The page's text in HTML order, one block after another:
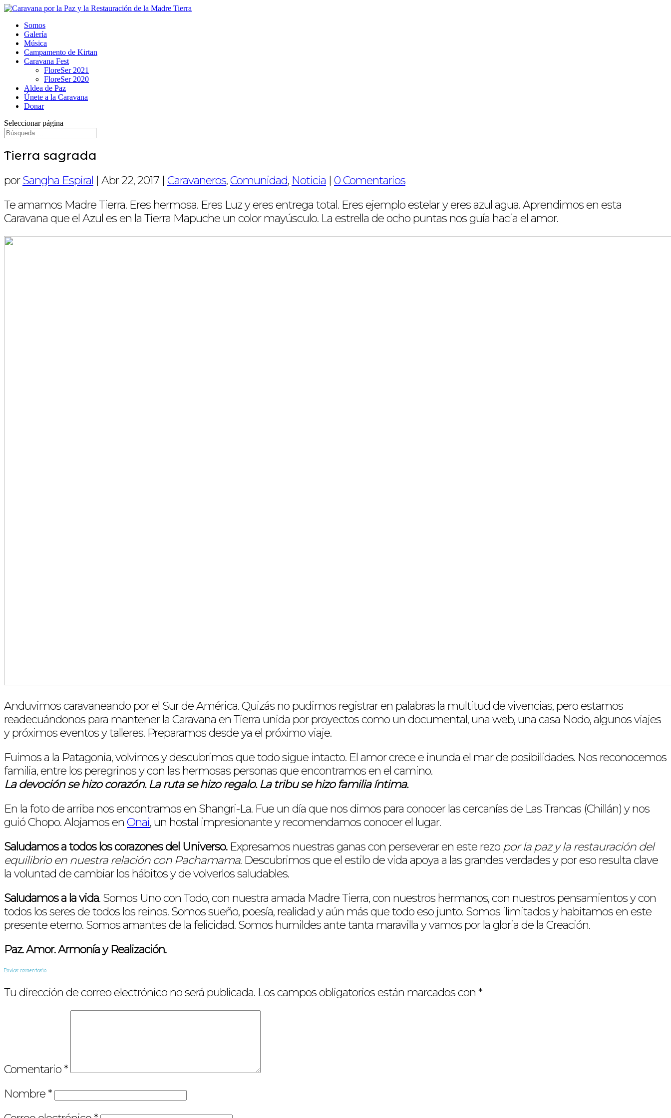
Somos
Galería
Música
Campamento de Kirtan
Caravana Fest
FloreSer 2021
FloreSer 2020
Aldea de Paz
Únete a la Caravana
Donar
Seleccionar página
Tierra sagrada
porSangha Espiral | Abr 22, 2017 | Caravaneros,Comunidad, Noticia | 0 Comentarios
Te amamos Madre Tierra. Eres hermosa. Eres Luz y eres entrega total. Eres ejemplo estelar y eres azul agua. Aprendimos en esta
Caravana que el Azul es en la Tierra Mapuche un color mayúsculo. La estrella de ocho puntas nos guía hacia el amor.
Anduvimos caravaneando por el Sur de América. Quizás no pudimos registrar en palabras la multitud de vivencias, pero estamos
readecuándonos para mantener la Caravana en Tierra unida por proyectos como un documental, una web, una casa Nodo, algunos viajes
y próximos eventos y talleres. Preparamos desde ya el próximo viaje.
Fuimos a la Patagonia, volvimos y descubrimos que todo sigue intacto. El amor crece e inunda el mar de posibilidades. Nos reconocemos
familia, entre los peregrinos y con las hermosas personas que encontramos en el camino.
La devoción se hizo corazón. La ruta se hizo regalo. La tribu se hizo familia íntima.
En la foto de arriba nos encontramos en Shangri-La. Fue un día que nos dimos para conocer las cercanías de Las Trancas (Chillán) y nos
guió Chopo. Alojamos en Onai, un hostal impresionante y recomendamos conocer el lugar.
Saludamos a todos los corazones del Universo.Expresamos nuestras ganas con perseverar en este rezo por la paz y la restauración del
equilibrio en nuestra relación con Pachamama. Descubrimos que el estilo de vida apoya a las grandes verdades y por eso resulta clave
la voluntad de cambiar los hábitos y de volverlos saludables.
Saludamos a la vida. Somos Uno con Todo, con nuestra amada Madre Tierra, con nuestros hermanos, con nuestros pensamientos y con
todos los seres de todos los reinos. Somos sueño, poesía, realidad y aún más que todo eso junto. Somos ilimitados y habitamos en este
presente eterno. Somos amantes de la felicidad. Somos humildes ante tanta maravilla y vamos por la gloria de la Creación.
Paz. Amor. Armonía y Realización.
Enviar comentario
Tu dirección de correo electrónico no será publicada. Los campos obligatorios están marcados con *
Comentario*
Nombre*